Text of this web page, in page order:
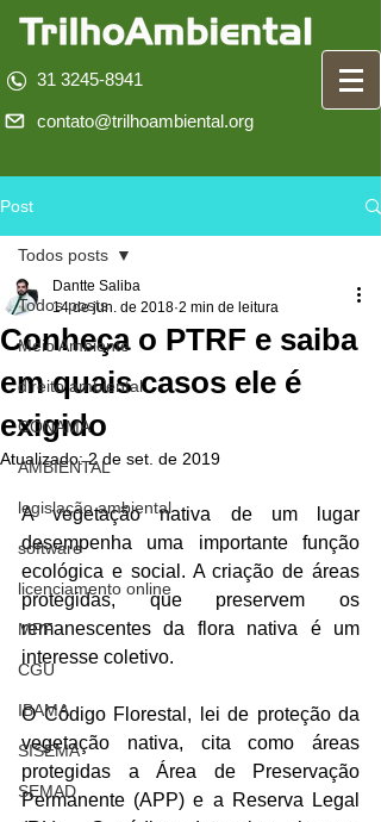
31 3245-8941
contato@trilhoambiental.org
Post
Todos posts
Meio Ambiente
direito ambiental
CONAMA
AMBIENTAL
legislação ambiental
software
licenciamento online
MPF
CGU
IBAMA
SISEMA
SEMAD
Todos posts
Conheça o PTRF e saiba
em quais casos ele é
exigido
Dantte Saliba
14 de jun. de 2018 2 min de leitura
Atualizado:2 de set. de 2019
A vegetação nativa de um lugar
desempenha uma importante função
ecológica e social. A criação de áreas
protegidas, que preservem os
remanescentes da flora nativa é um
interesse coletivo.
O Código Florestal, lei de proteção da
vegetação nativa, cita como áreas
protegidas a Área de Preservação
Permanente (APP) e a Reserva Legal